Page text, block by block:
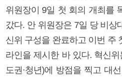
위원장이 9일 첫 회의 개최를
갔다. 안 위원장은 7일 당 비상
신위 구성을 완료하고 이번 주
라인을 제시한 바 있다. 혁신위
도권·청년)에 방점을 찍고 대